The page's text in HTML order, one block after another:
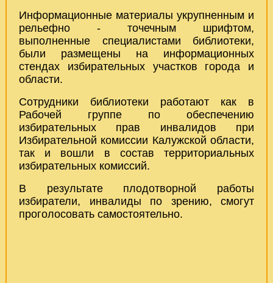
Информационные материалы укрупненным и
рельефно - точечным шрифтом,
выполненные специалистами библиотеки,
были размещены на информационных
стендах избирательных участков города и
области.
Сотрудники библиотеки работают как в
Рабочей группе по обеспечению
избирательных прав инвалидов при
Избирательной комиссии Калужской области,
так и вошли в состав территориальных
избирательных комиссий.
В результате плодотворной работы
избиратели, инвалиды по зрению, смогут
проголосовать самостоятельно.